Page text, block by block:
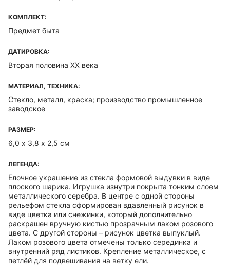
КОМПЛЕКТ:
Предмет быта
ДАТИРОВКА:
Вторая половина XX века
МАТЕРИАЛ, ТЕХНИКА:
Стекло, металл, краска; производство промышленное
заводское
РАЗМЕР:
6,0 х 3,8 х 2,5 см
ЛЕГЕНДА:
Елочное украшение из стекла формовой выдувки в виде
плоского шарика. Игрушка изнутри покрыта тонким слоем
металлического серебра. В центре с одной стороны
рельефом стекла сформирован вдавленный рисунок в
виде цветка или снежинки, который дополнительно
раскрашен вручную кистью прозрачным лаком розового
цвета. С другой стороны – рисунок цветка выпуклый.
Лаком розового цвета отмечены только серединка и
внутренний ряд листиков. Крепление металлическое, с
петлёй для подвешивания на ветку ели.